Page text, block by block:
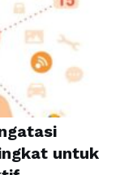
…Baca
untuk